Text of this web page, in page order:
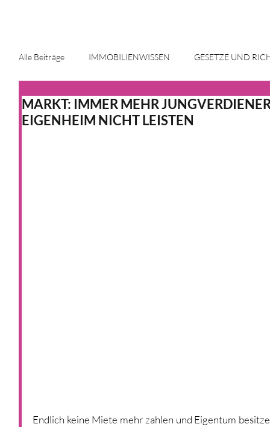
Alle Beiträge IMMOBILIENWISSEN GESETZE UND
ENERGIE UND INNOVATION IMMOBILIENMARKT
MARKT: IMMER MEHR
EIGENHEIM NICHT LEISTEN
Endlich keine Miete mehr zahlen und Eigentum